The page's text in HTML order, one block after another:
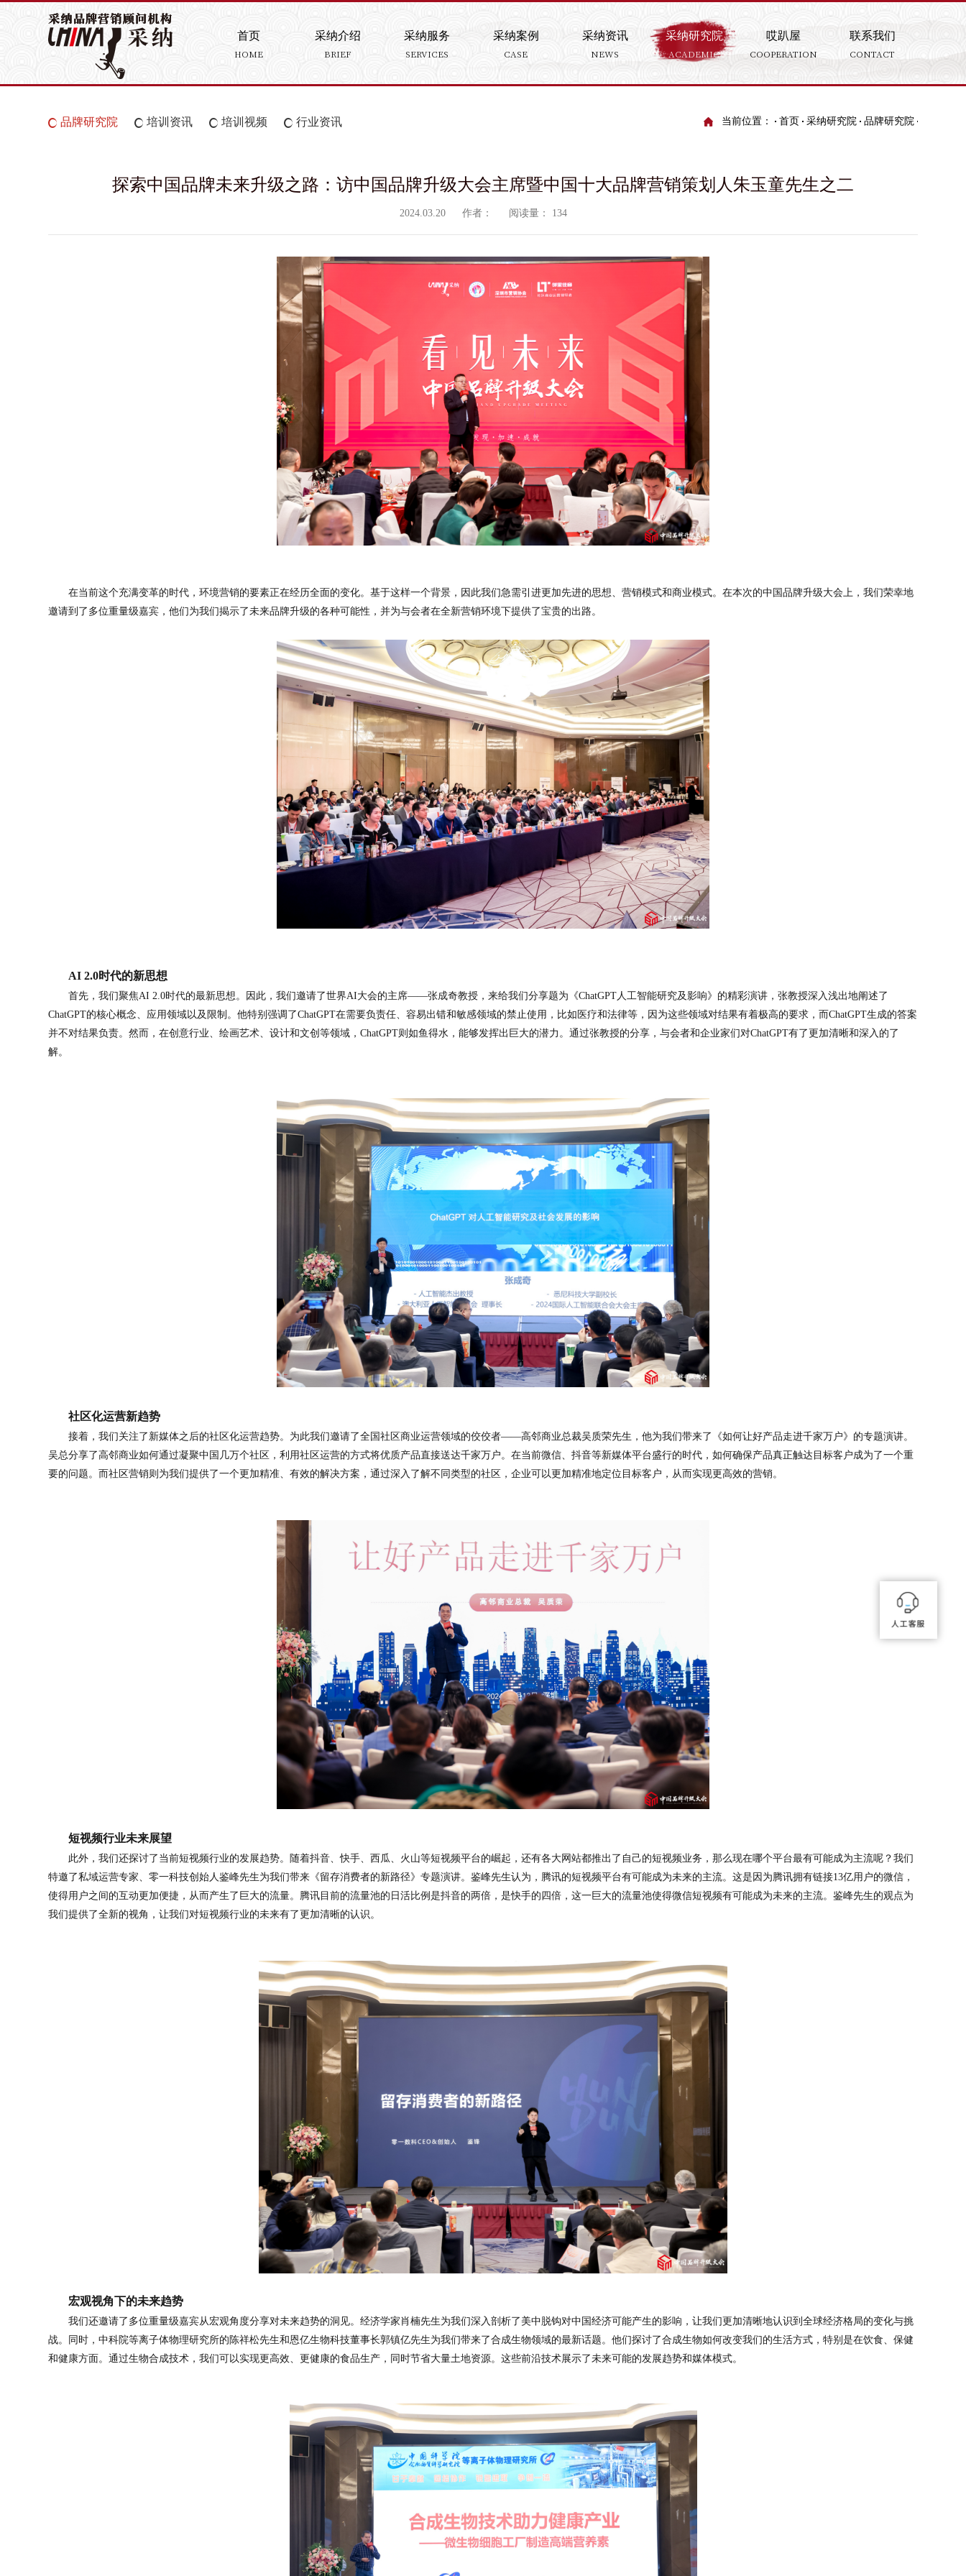
首页
HOME
采纳介绍
BRIEF
采纳服务
SERVICES
采纳案例
CASE
采纳资讯
NEWS
采纳研究院
ACADEMIC
哎趴屋
COOPERATION
联系我们
CONTACT
品牌研究院 培训资讯 培训视频 行业资讯 当前位置： 首页 采纳研究院 品牌研究院
探索中国品牌未来升级之路：访中国品牌升级大会主席暨中国十大品牌营销策划人朱玉童先生之二
2024.03.20 作者： 阅读量： 134
在当前这个充满变革的时代，环境营销的要素正在经历全面的变化。基于这样一个背景，因此我们急需引进更加先进的思想、营销模式和商业模式。在本次的中国品牌升级大会上，我们荣幸地
邀请到了多位重量级嘉宾，他们为我们揭示了未来品牌升级的各种可能性，并为与会者在全新营销环境下提供了宝贵的出路。
AI 2.0时代的新思想
首先，我们聚焦AI 2.0时代的最新思想。因此，我们邀请了世界AI大会的主席——张成奇教授，来给我们分享题为《ChatGPT人工智能研究及影响》的精彩演讲，张教授深入浅出地阐述了
ChatGPT的核心概念、应用领域以及限制。他特别强调了ChatGPT在需要负责任、容易出错和敏感领域的禁止使用，比如医疗和法律等，因为这些领域对结果有着极高的要求，而ChatGPT生成的答案
并不对结果负责。然而，在创意行业、绘画艺术、设计和文创等领域，ChatGPT则如鱼得水，能够发挥出巨大的潜力。通过张教授的分享，与会者和企业家们对ChatGPT有了更加清晰和深入的了
解。
社区化运营新趋势
接着，我们关注了新媒体之后的社区化运营趋势。为此我们邀请了全国社区商业运营领域的佼佼者——高邻商业总裁吴质荣先生，他为我们带来了《如何让好产品走进千家万户》的专题演讲。
吴总分享了高邻商业如何通过凝聚中国几万个社区，利用社区运营的方式将优质产品直接送达千家万户。在当前微信、抖音等新媒体平台盛行的时代，如何确保产品真正触达目标客户成为了一个重
要的问题。而社区营销则为我们提供了一个更加精准、有效的解决方案，通过深入了解不同类型的社区，企业可以更加精准地定位目标客户，从而实现更高效的营销。
短视频行业未来展望
此外，我们还探讨了当前短视频行业的发展趋势。随着抖音、快手、西瓜、火山等短视频平台的崛起，还有各大网站都推出了自己的短视频业务，那么现在哪个平台最有可能成为主流呢？我们
特邀了私域运营专家、零一科技创始人鉴峰先生为我们带来《留存消费者的新路径》专题演讲。鉴峰先生认为，腾讯的短视频平台有可能成为未来的主流。这是因为腾讯拥有链接13亿用户的微信，
使得用户之间的互动更加便捷，从而产生了巨大的流量。腾讯目前的流量池的日活比例是抖音的两倍，是快手的四倍，这一巨大的流量池使得微信短视频有可能成为未来的主流。鉴峰先生的观点为
我们提供了全新的视角，让我们对短视频行业的未来有了更加清晰的认识。
宏观视角下的未来趋势
我们还邀请了多位重量级嘉宾从宏观角度分享对未来趋势的洞见。经济学家肖楠先生为我们深入剖析了美中脱钩对中国经济可能产生的影响，让我们更加清晰地认识到全球经济格局的变化与挑
战。同时，中科院等离子体物理研究所的陈祥松先生和恩亿生物科技董事长郭镇亿先生为我们带来了合成生物领域的最新话题。他们探讨了合成生物如何改变我们的生活方式，特别是在饮食、保健
和健康方面。通过生物合成技术，我们可以实现更高效、更健康的食品生产，同时节省大量土地资源。这些前沿技术展示了未来可能的发展趋势和媒体模式。